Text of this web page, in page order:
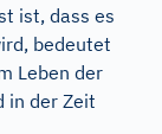
ist, dass es
bedeutet
Leben der
in der Zeit